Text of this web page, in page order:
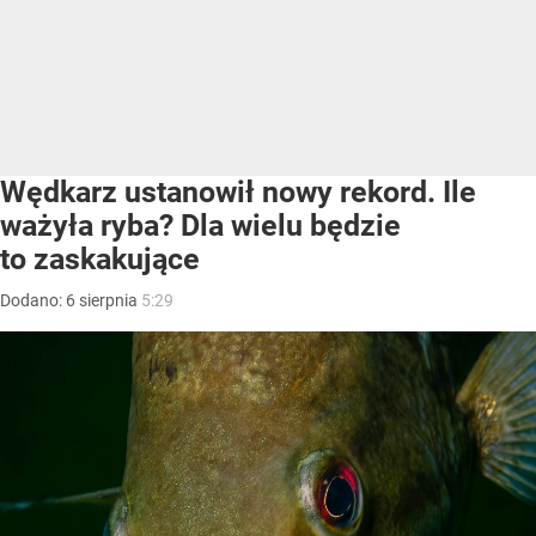
Wędkarz ustanowił nowy rekord. Ile
ważyła ryba? Dla wielu będzie
to zaskakujące
Dodano: 6 sierpnia 5:29